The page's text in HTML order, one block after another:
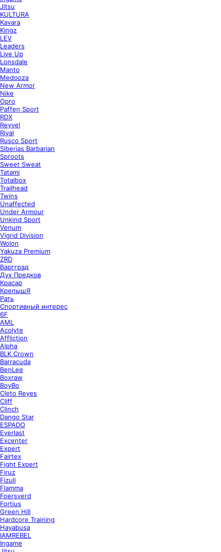
Jitsu
KULTURA
Kavara
Kingz
LEV
Leaders
Live Up
Lonsdale
Manto
Medooza
New Armor
Nike
Opro
Paffen Sport
RDX
Reyvel
Rival
Rusco Sport
Siberias Barbarian
Sproots
Sweet Sweat
Tatami
Totalbox
Trailhead
Twins
Unaffected
Under Armour
Unkind Sport
Venum
Vigrid Division
Wolon
Yakuza Premium
ZRD
Варгград
Дух Предков
Красар
КрепышЯ
Рать
Спортивный интерес
6F
AML
Acolyte
Affliction
Alpha
BLK Crown
Barracuda
BenLee
Boxraw
BoyBo
Cleto Reyes
Cliff
Clinch
Dango Star
ESPADO
Everlast
Excenter
Expert
Fairtex
Fight Expert
Firuz
Fizuli
Flamma
Foersverd
Fortius
Green Hill
Hardcore Training
Hayabusa
IAMREBEL
Ingame